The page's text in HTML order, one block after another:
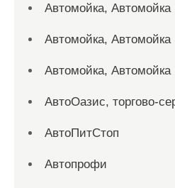
Автомойка, Автомойка
Автомойка, Автомойка
Автомойка, Автомойка
АвтоОазис, торгово-
АвтоПитСтоп
Автопрофи